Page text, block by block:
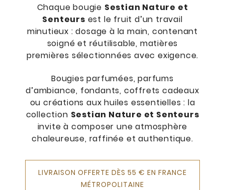
Chaque bougie Sestian Nature et
Senteurs est le fruit d’un travail
minutieux : dosage à la main, contenant
soigné et réutilisable, matières
premières sélectionnées avec exigence.
Bougies parfumées, parfums
d’ambiance, fondants, coffrets cadeaux
ou créations aux huiles essentielles : la
collection Sestian Nature et Senteurs
invite à composer une atmosphère
chaleureuse, raffinée et authentique.
LIVRAISON OFFERTE DÈS 55 € EN FRANCE
MÉTROPOLITAINE